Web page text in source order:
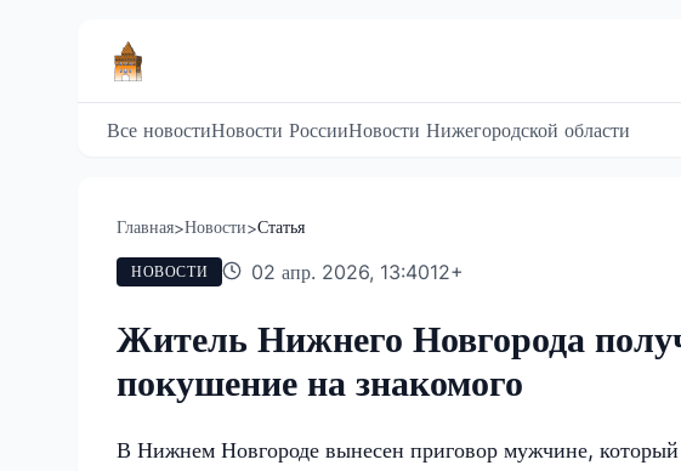
Все новостиНовости РоссииНовости Нижегородской области
Главная>Новости>Статья
НОВОСТИ 02 апр. 2026, 13:4012+
Житель Нижнего Новгорода
покушение на знакомого
В Нижнем Новгороде вынесен приговор мужчине,